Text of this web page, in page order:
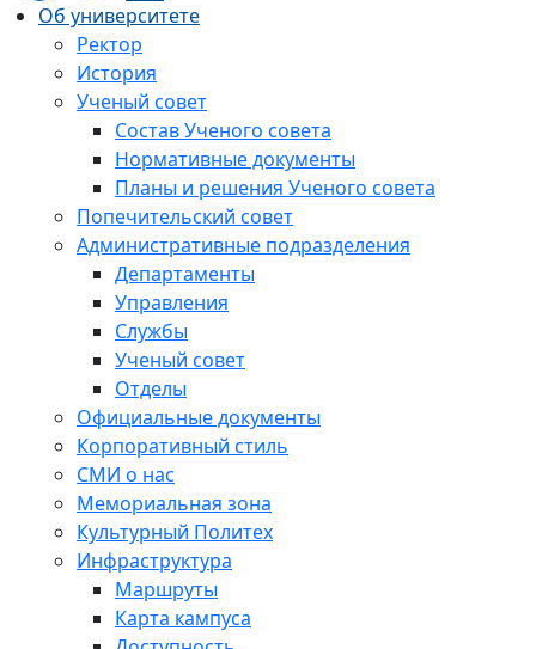
Об университете
Ректор
История
Ученый совет
Состав Ученого совета
Нормативные документы
Планы и решения Ученого совета
Попечительский совет
Административные подразделения
Департаменты
Управления
Службы
Ученый совет
Отделы
Официальные документы
Корпоративный стиль
СМИ о нас
Мемориальная зона
Культурный Политех
Инфраструктура
Маршруты
Карта кампуса